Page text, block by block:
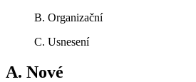
B. Organizační
C. Usnesení
A. Nové